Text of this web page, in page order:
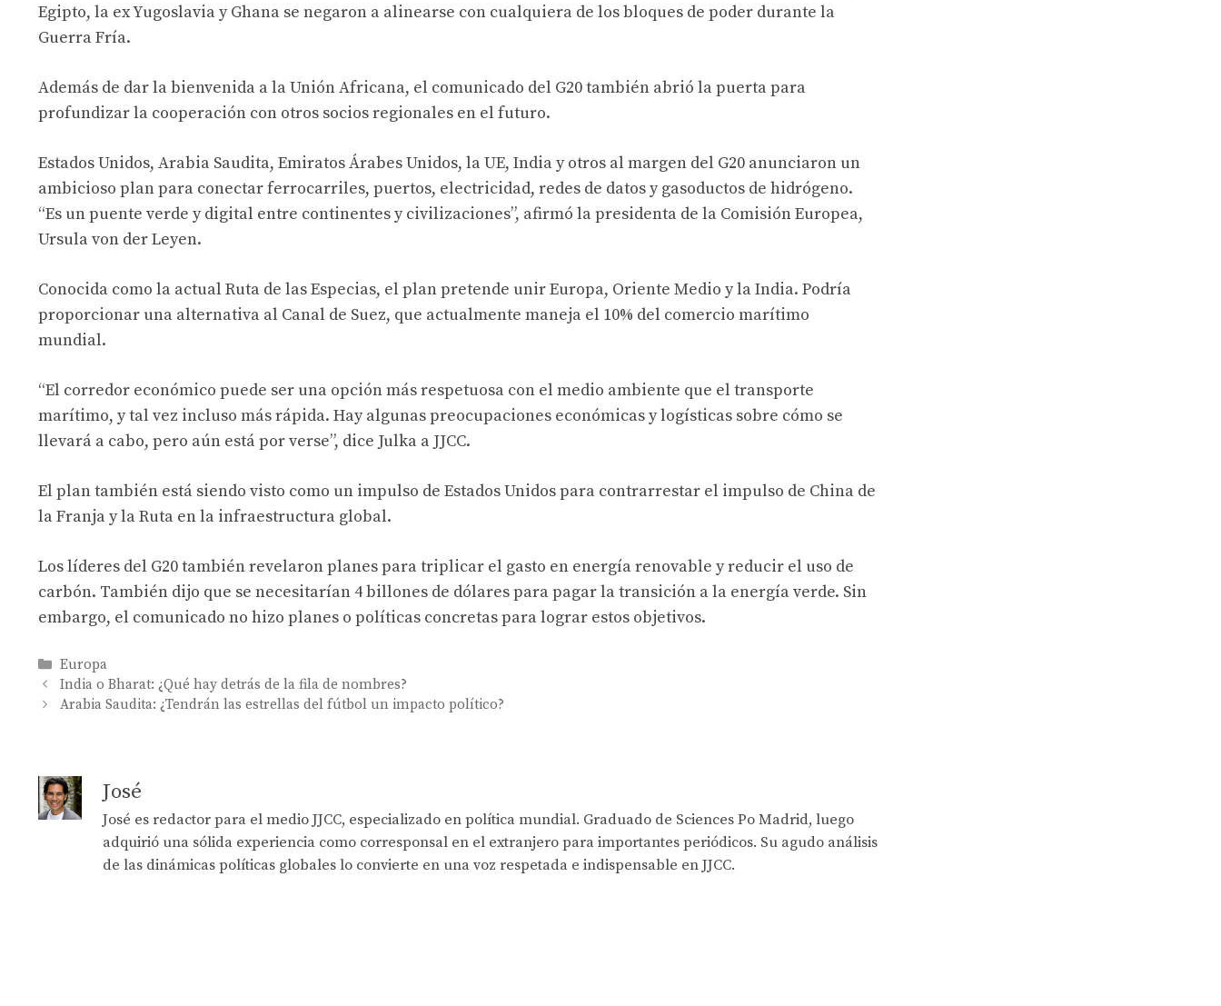
Egipto, la ex Yugoslavia y Ghana se negaron a alinearse con cualquiera de los bloques de poder durante la
Guerra Fría.
Además de dar la bienvenida a la Unión Africana, el comunicado del G20 también abrió la puerta para
profundizar la cooperación con otros socios regionales en el futuro.
Estados Unidos, Arabia Saudita, Emiratos Árabes Unidos, la UE, India y otros al margen del G20 anunciaron un
ambicioso plan para conectar ferrocarriles, puertos, electricidad, redes de datos y gasoductos de hidrógeno.
“Es un puente verde y digital entre continentes y civilizaciones”, afirmó la presidenta de la Comisión Europea,
Ursula von der Leyen.
Conocida como la actual Ruta de las Especias, el plan pretende unir Europa, Oriente Medio y la India. Podría
proporcionar una alternativa al Canal de Suez, que actualmente maneja el 10% del comercio marítimo
mundial.
“El corredor económico puede ser una opción más respetuosa con el medio ambiente que el transporte
marítimo, y tal vez incluso más rápida. Hay algunas preocupaciones económicas y logísticas sobre cómo se
llevará a cabo, pero aún está por verse”, dice Julka a JJCC.
El plan también está siendo visto como un impulso de Estados Unidos para contrarrestar el impulso de China de
la Franja y la Ruta en la infraestructura global.
Los líderes del G20 también revelaron planes para triplicar el gasto en energía renovable y reducir el uso de
carbón. También dijo que se necesitarían 4 billones de dólares para pagar la transición a la energía verde. Sin
embargo, el comunicado no hizo planes o políticas concretas para lograr estos objetivos.
Categories
Europa
India o Bharat: ¿Qué hay detrás de la fila de nombres?
Arabia Saudita: ¿Tendrán las estrellas del fútbol un impacto político?
José
José es redactor para el medio JJCC, especializado en política mundial. Graduado de Sciences Po Madrid, luego
adquirió una sólida experiencia como corresponsal en el extranjero para importantes periódicos. Su agudo análisis
de las dinámicas políticas globales lo convierte en una voz respetada e indispensable en JJCC.